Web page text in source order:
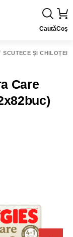
CautăCoș
SCUTECE ȘI CHILOȚEI
Care